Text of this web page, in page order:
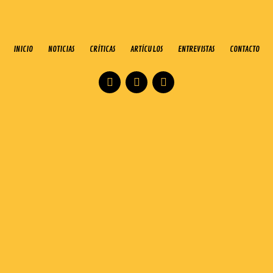
INICIO NOTICIAS CRÍTICAS ARTÍCULOS ENTREVISTAS CONTACTO